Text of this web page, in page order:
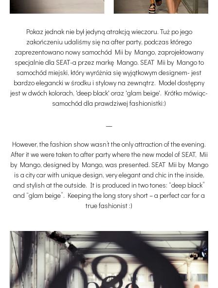
Pokaz jednak nie był jedyną atrakcją wieczoru. Tuż po jego
zakończeniu udaliśmy się na after party, podczas którego
zaprezentowano nowy samochód Mii by Mango, zaprojektowany
specjalnie dla SEAT-a przez markę Mango. SEAT Mii by Mango to
samochód miejski, który wyróżnia się wyjątkowym designem- jest
bardzo elegancki w środku i stylowy na zewnątrz. Model dostępny
jest w dwóch kolorach, 'deep black' oraz 'glam beige'. Krótko mówiąc-
samochód dla prawdziwej fashionistki:)
However, the fashion show wasn’t the only attraction of the evening.
After it we were taken to after party where the new model of SEAT, Mii
by Mango, designed by Mango, was presented. SEAT Mii by Mango
is a city car with unique design, very elegant and chic in the inside,
and stylish at the outside. It is produced in two tones: “deep black”
and “glam beige”. Keeping the long story short – a perfect car for a
true fashionist :)